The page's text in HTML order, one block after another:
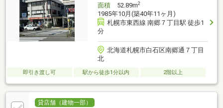
面積52.89m2
1985年10月(築40年11ヶ月)
札幌市東西線 南郷７丁目駅 徒歩1
分
北海道札幌市白石区南郷通７丁目
北
即引き渡し可 駅から徒歩1分以内 2階以上
貸店舗（建物一部）